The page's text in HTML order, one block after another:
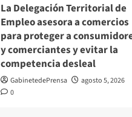
La Delegación Territorial de
Empleo asesora a comercios
para proteger a
y comerciantes y evitar la
competencia desleal
GabinetedePrensa
agosto 5, 2026
0